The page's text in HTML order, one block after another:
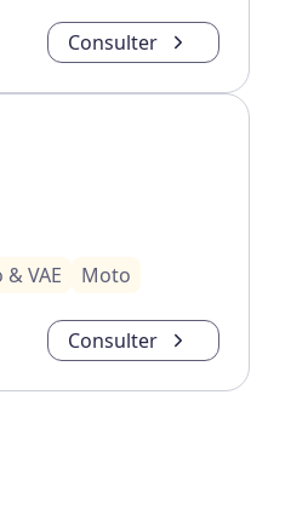
Consulter
& VAE
Moto
Consulter